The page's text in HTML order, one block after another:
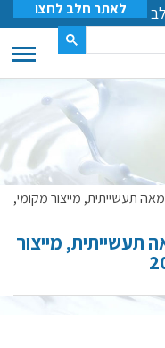
לאתר חלב לחצו
תעשייתית, מייצור מקומי,
תעשייתית, מייצור